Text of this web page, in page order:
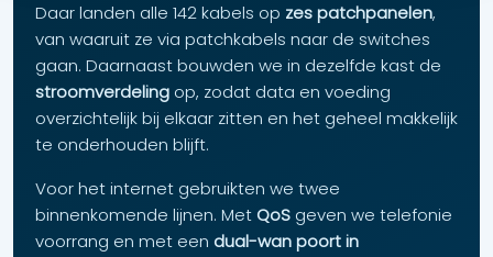
Daar landen alle 142 kabels op zes patchpanelen,
van waaruit ze via patchkabels naar de switches
gaan. Daarnaast bouwden we in dezelfde kast de
stroomverdeling op, zodat data en voeding
overzichtelijk bij elkaar zitten en het geheel makkelijk
te onderhouden blijft.
Voor het internet gebruikten we twee
binnenkomende lijnen. Met QoS geven we telefonie
voorrang en met een dual-wan poort in